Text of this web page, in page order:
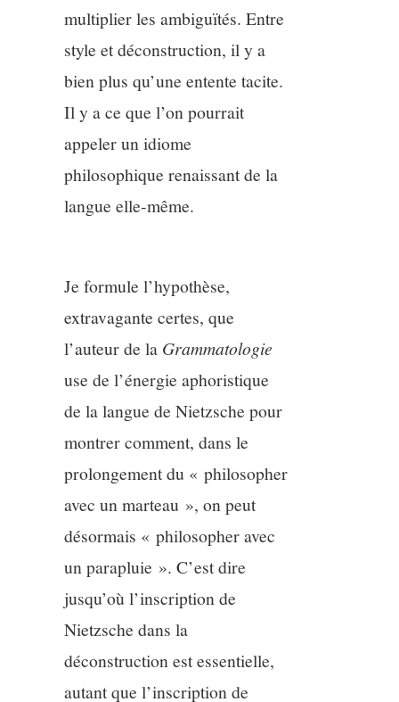
multiplier les ambiguïtés. Entre
style et déconstruction, il y a
bien plus qu’une entente tacite.
Il y a ce que l’on pourrait
appeler un idiome
philosophique renaissant de la
langue elle-même.
Je formule l’hypothèse,
extravagante certes, que
l’auteur de la Grammatologie
use de l’énergie aphoristique
de la langue de Nietzsche pour
montrer comment, dans le
prolongement du « philosopher
avec un marteau », on peut
désormais « philosopher avec
un parapluie ». C’est dire
jusqu’où l’inscription de
Nietzsche dans la
déconstruction est essentielle,
autant que l’inscription de